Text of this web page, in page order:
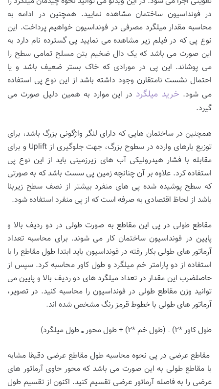
در فونداسیون ساختمان مشاهده نمایید. همچنین در ادامه به
محاسبه مقدار میلگرد مصرفی در فونداسیون خواهیم پرداخت. این
نوع پی که در فیلم زیر مشاهده می نمایید پی گسترده نام دارد به
این صورت می باشد که یک دال ضخیم بتن مسلح تمامی سطح را
می پوشاند. این پی در مورادی که خاک بستر ضعیف باشد و یا
احتمال نشست نامتقارن وجود داشته باشد از این نوع پی استفاده
می شود. خرید میلگرد در این موارد به همین دلیل صورت می
گیرد.
همچنین در ساختمان هایی که دارای لنگر واژگونی بزرگ باشد، برای
توزیع بارهای وارده در سطوح بزرگ، جهت جلوگیری از Uplift و برای
مقابله با فشار هیدرولیکی آب های زیرزمینی باید از این نوع پی
استفاده کرد. علاوه بر آن چنانچه زمین پی سست باشد که به صورتی
که سطح پوشیده شده پی های منفرد بیشتر از نصف سطح زیربنا
باشد از لحاظ اقتصادی به صرفه است که از پی منفرد استفاده شود.
مقاطع طولی در پی این مقاطع به صورت طولی در دو ردیف بالا و
پایین در فونداسیون ساختمان کار می شوند. برای محاسبه تعداد
آرماتور های طولی بکار رفته در فونداسیون باید ابتدا طول مقاطع را با
استفاده از دو پارامتر خم میلگرد و طول کاور محاسبه کرد. سپس از
حاصلضرب این مقدار در تعداد میلگرد های دو ردیف بالا و پایین می
توانید وزن مقاطع طولی در فونداسیون را محاسبه کنید. در تصویر،
آرماتور های طولی با خطوط قرمز رنگ مشخص شده اند.
طول کاور *۲) ₋ (طول خم *۲) + طول محور ₌ طول میلگرد)
مقاطع عرضی در پی نحوه محاسبه طول مقاطع عرضی دقیقا مشابه
با مقاطع طولی به این صورت می باشد که محور حاوی آرماتور های
عرضی را به فاصله آرماتور عرضی تقسیم کنید. اکنون از تقسیم طول